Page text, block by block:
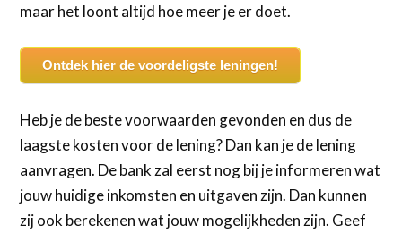
maar het loont altijd hoe meer je er doet.
Ontdek hier de voordeligste leningen!
Heb je de beste voorwaarden gevonden en dus de
laagste kosten voor de lening? Dan kan je de lening
aanvragen. De bank zal eerst nog bij je informeren wat
jouw huidige inkomsten en uitgaven zijn. Dan kunnen
zij ook berekenen wat jouw mogelijkheden zijn. Geef